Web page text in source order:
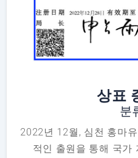
상표
분
2022년 12월, 심천 홍마
적인 출원을 통해 국가